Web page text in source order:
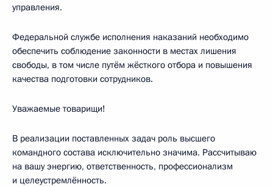
управления.
Федеральной службе исполнения наказаний необходимо
обеспечить соблюдение законности в местах лишения
свободы, в том числе путём жёсткого отбора и повышения
качества подготовки сотрудников.
Уважаемые товарищи!
В реализации поставленных задач роль высшего
командного состава исключительно значима. Рассчитываю
на вашу энергию, ответственность, профессионализм
и целеустремлённость.